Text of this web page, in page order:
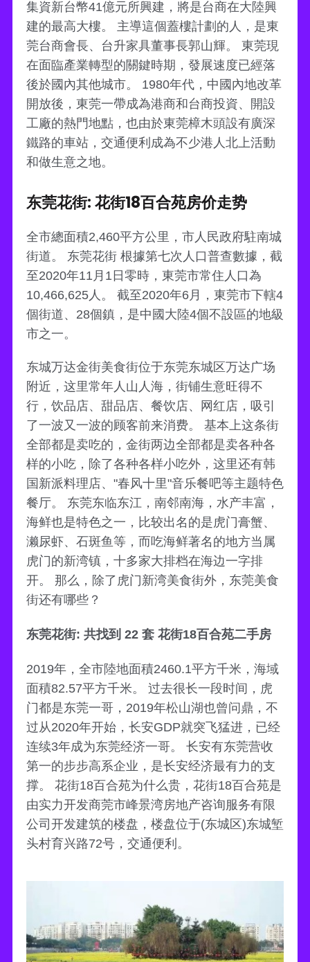
集資新台幣41億元所興建，將是台商在大陸興
建的最高大樓。 主導這個蓋樓計劃的人，是東
莞台商會長、台升家具董事長郭山輝。 東莞現
在面臨產業轉型的關鍵時期，發展速度已經落
後於國內其他城市。 1980年代，中國內地改革
開放後，東莞一帶成為港商和台商投資、開設
工廠的熱門地點，也由於東莞樟木頭設有廣深
鐵路的車站，交通便利成為不少港人北上活動
和做生意之地。
东莞花街: 花街18百合苑房价走势
全市總面積2,460平方公里，市人民政府駐南城
街道。 东莞花街 根據第七次人口普查數據，截
至2020年11月1日零時，東莞市常住人口為
10,466,625人。 截至2020年6月，東莞市下轄4
個街道、28個鎮，是中國大陸4個不設區的地級
市之一。
东城万达金街美食街位于东莞东城区万达广场
附近，这里常年人山人海，街铺生意旺得不
行，饮品店、甜品店、餐饮店、网红店，吸引
了一波又一波的顾客前来消费。 基本上这条街
全部都是卖吃的，金街两边全部都是卖各种各
样的小吃，除了各种各样小吃外，这里还有韩
国新派料理店、"春风十里"音乐餐吧等主题特色
餐厅。 东莞东临东江，南邻南海，水产丰富，
海鲜也是特色之一，比较出名的是虎门膏蟹、
濑尿虾、石斑鱼等，而吃海鲜著名的地方当属
虎门的新湾镇，十多家大排档在海边一字排
开。 那么，除了虎门新湾美食街外，东莞美食
街还有哪些？
东莞花街: 共找到 22 套 花街18百合苑二手房
2019年，全市陸地面積2460.1平方千米，海域
面積82.57平方千米。 过去很长一段时间，虎
门都是东莞一哥，2019年松山湖也曾问鼎，不
过从2020年开始，长安GDP就突飞猛进，已经
连续3年成为东莞经济一哥。 长安有东莞营收
第一的步步高系企业，是长安经济最有力的支
撑。 花街18百合苑为什么贵，花街18百合苑是
由实力开发商莞市峰景湾房地产咨询服务有限
公司开发建筑的楼盘，楼盘位于(东城区)东城堑
头村育兴路72号，交通便利。